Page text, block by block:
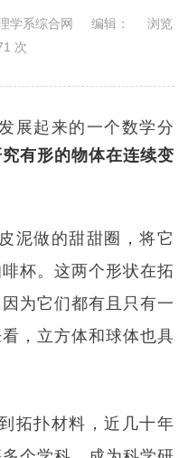
学系综合网 编辑：
浏览
次
展起来的一个数学分
有形的物体在连续变
泥做的甜甜圈，将它
杯。这两个形状在拓
为它们都有且只有一
，立方体和球体也具
拓扑材料，近几十年